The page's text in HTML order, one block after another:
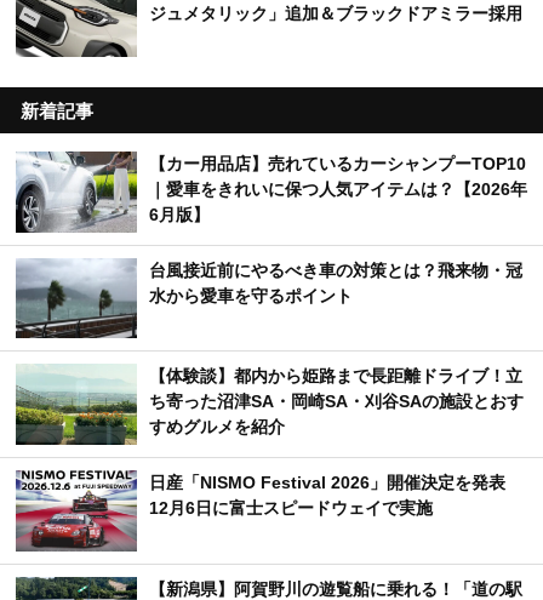
ジュメタリック」追加＆ブラックドアミラー採用
新着記事
【カー用品店】売れているカーシャンプーTOP10
｜愛車をきれいに保つ人気アイテムは？【2026年
6月版】
台風接近前にやるべき車の対策とは？飛来物・冠
水から愛車を守るポイント
【体験談】都内から姫路まで長距離ドライブ！立
ち寄った沼津SA・岡崎SA・刈谷SAの施設とおす
すめグルメを紹介
日産「NISMO Festival 2026」開催決定を発表
12月6日に富士スピードウェイで実施
【新潟県】阿賀野川の遊覧船に乗れる！「道の駅